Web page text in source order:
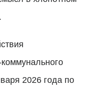
2026 года по